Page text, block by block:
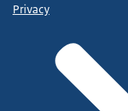
Privacy